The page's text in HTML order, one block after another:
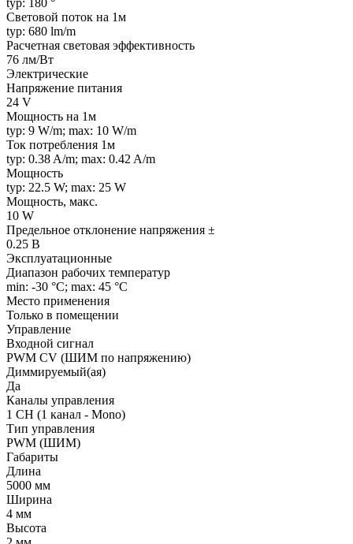
Световой поток на 1м
typ: 680 lm/m
Расчетная световая эффективность
76 лм/Вт
Электрические
Напряжение питания
24 V
Мощность на 1м
typ: 9 W/m; max: 10 W/m
Ток потребления 1м
typ: 0.38 A/m; max: 0.42 A/m
Мощность
typ: 22.5 W; max: 25 W
Мощность, макс.
10 W
Предельное отклонение напряжения ±
0.25 В
Эксплуатационные
Диапазон рабочих температур
min: -30 °C; max: 45 °C
Место применения
Только в помещении
Управление
Входной сигнал
PWM СV (ШИМ по напряжению)
Диммируемый(ая)
Да
Каналы управления
1 CH (1 канал - Mono)
Тип управления
PWM (ШИМ)
Габариты
Длина
5000 мм
Ширина
4 мм
Высота